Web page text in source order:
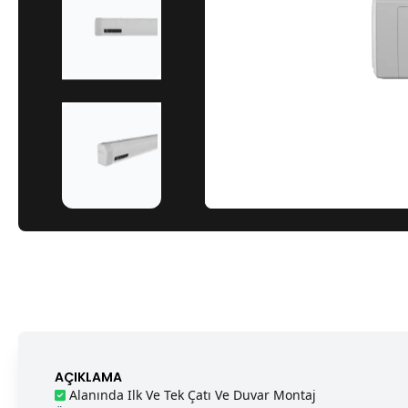
AÇIKLAMA
Alanında Ilk Ve Tek Çatı Ve Duvar Montaj